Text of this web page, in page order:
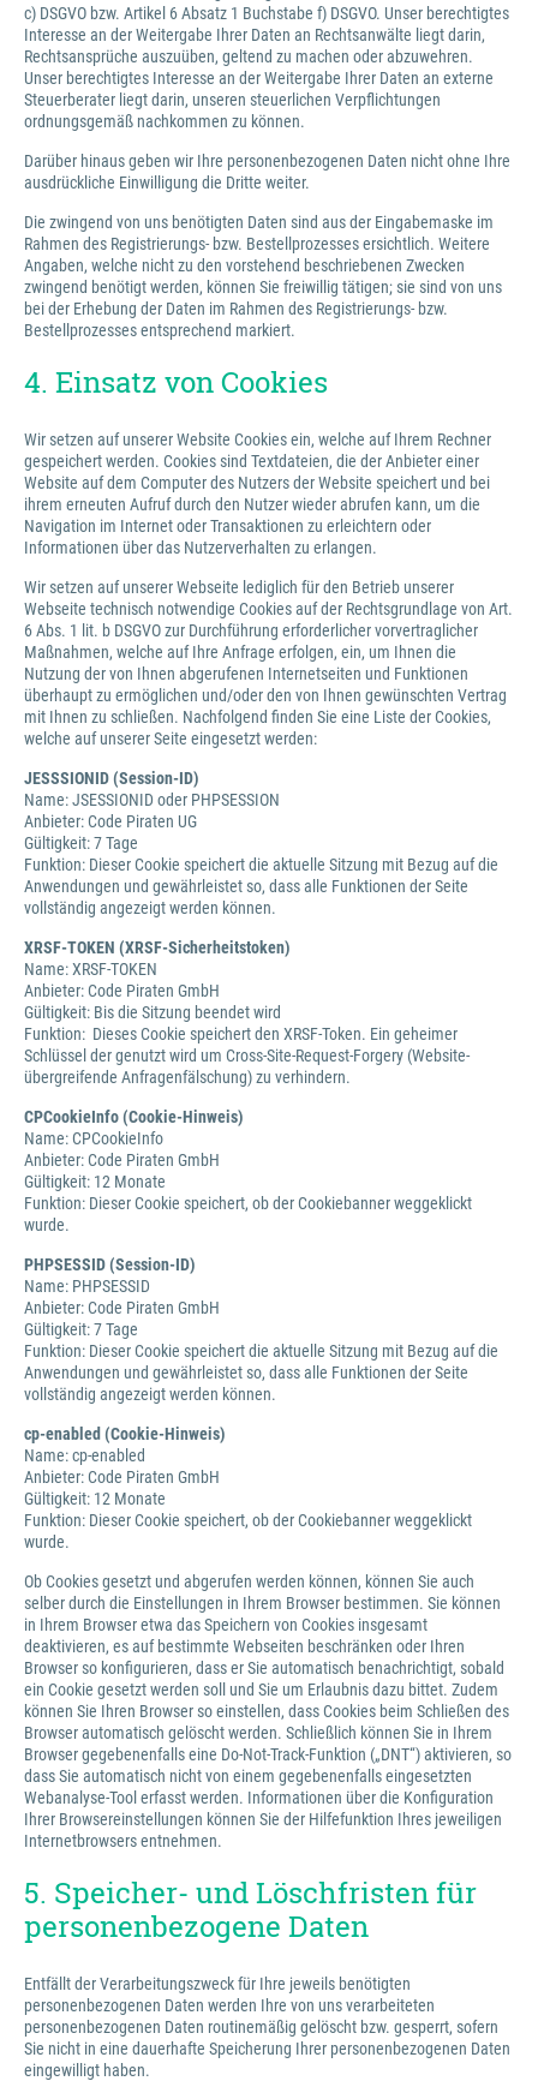
c) DSGVO bzw. Artikel 6 Absatz 1 Buchstabe f) DSGVO. Unser berechtigtes
Interesse an der Weitergabe Ihrer Daten an Rechtsanwälte liegt darin,
Rechtsansprüche auszuüben, geltend zu machen oder abzuwehren.
Unser berechtigtes Interesse an der Weitergabe Ihrer Daten an externe
Steuerberater liegt darin, unseren steuerlichen Verpflichtungen
ordnungsgemäß nachkommen zu können.
Darüber hinaus geben wir Ihre personenbezogenen Daten nicht ohne Ihre
ausdrückliche Einwilligung die Dritte weiter.
Die zwingend von uns benötigten Daten sind aus der Eingabemaske im
Rahmen des Registrierungs- bzw. Bestellprozesses ersichtlich. Weitere
Angaben, welche nicht zu den vorstehend beschriebenen Zwecken
zwingend benötigt werden, können Sie freiwillig tätigen; sie sind von uns
bei der Erhebung der Daten im Rahmen des Registrierungs- bzw.
Bestellprozesses entsprechend markiert.
4. Einsatz von Cookies
Wir setzen auf unserer Website Cookies ein, welche auf Ihrem Rechner
gespeichert werden. Cookies sind Textdateien, die der Anbieter einer
Website auf dem Computer des Nutzers der Website speichert und bei
ihrem erneuten Aufruf durch den Nutzer wieder abrufen kann, um die
Navigation im Internet oder Transaktionen zu erleichtern oder
Informationen über das Nutzerverhalten zu erlangen.
Wir setzen auf unserer Webseite lediglich für den Betrieb unserer
Webseite technisch notwendige Cookies auf der Rechtsgrundlage von Art.
6 Abs. 1 lit. b DSGVO zur Durchführung erforderlicher vorvertraglicher
Maßnahmen, welche auf Ihre Anfrage erfolgen, ein, um Ihnen die
Nutzung der von Ihnen abgerufenen Internetseiten und Funktionen
überhaupt zu ermöglichen und/oder den von Ihnen gewünschten Vertrag
mit Ihnen zu schließen. Nachfolgend finden Sie eine Liste der Cookies,
welche auf unserer Seite eingesetzt werden:
JESSSIONID (Session-ID)
Name: JSESSIONID oder PHPSESSION
Anbieter: Code Piraten UG
Gültigkeit: 7 Tage
Funktion: Dieser Cookie speichert die aktuelle Sitzung mit Bezug auf die
Anwendungen und gewährleistet so, dass alle Funktionen der Seite
vollständig angezeigt werden können.
XRSF-TOKEN (XRSF-Sicherheitstoken)
Name: XRSF-TOKEN
Anbieter: Code Piraten GmbH
Gültigkeit: Bis die Sitzung beendet wird
Funktion: Dieses Cookie speichert den XRSF-Token. Ein geheimer
Schlüssel der genutzt wird um Cross-Site-Request-Forgery (Website-
übergreifende Anfragenfälschung) zu verhindern.
CPCookieInfo (Cookie-Hinweis)
Name: CPCookieInfo
Anbieter: Code Piraten GmbH
Gültigkeit: 12 Monate
Funktion: Dieser Cookie speichert, ob der Cookiebanner weggeklickt
wurde.
PHPSESSID (Session-ID)
Name: PHPSESSID
Anbieter: Code Piraten GmbH
Gültigkeit: 7 Tage
Funktion: Dieser Cookie speichert die aktuelle Sitzung mit Bezug auf die
Anwendungen und gewährleistet so, dass alle Funktionen der Seite
vollständig angezeigt werden können.
cp-enabled (Cookie-Hinweis)
Name: cp-enabled
Anbieter: Code Piraten GmbH
Gültigkeit: 12 Monate
Funktion: Dieser Cookie speichert, ob der Cookiebanner weggeklickt
wurde.
Ob Cookies gesetzt und abgerufen werden können, können Sie auch
selber durch die Einstellungen in Ihrem Browser bestimmen. Sie können
in Ihrem Browser etwa das Speichern von Cookies insgesamt
deaktivieren, es auf bestimmte Webseiten beschränken oder Ihren
Browser so konfigurieren, dass er Sie automatisch benachrichtigt, sobald
ein Cookie gesetzt werden soll und Sie um Erlaubnis dazu bittet. Zudem
können Sie Ihren Browser so einstellen, dass Cookies beim Schließen des
Browser automatisch gelöscht werden. Schließlich können Sie in Ihrem
Browser gegebenenfalls eine Do-Not-Track-Funktion („DNT“) aktivieren, so
dass Sie automatisch nicht von einem gegebenenfalls eingesetzten
Webanalyse-Tool erfasst werden. Informationen über die Konfiguration
Ihrer Browsereinstellungen können Sie der Hilfefunktion Ihres jeweiligen
Internetbrowsers entnehmen.
5. Speicher- und Löschfristen für
personenbezogene Daten
Entfällt der Verarbeitungszweck für Ihre jeweils benötigten
personenbezogenen Daten werden Ihre von uns verarbeiteten
personenbezogenen Daten routinemäßig gelöscht bzw. gesperrt, sofern
Sie nicht in eine dauerhafte Speicherung Ihrer personenbezogenen Daten
eingewilligt haben.